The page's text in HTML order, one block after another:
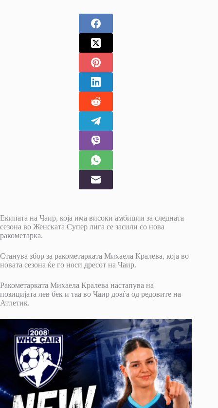
Екипата на Чаир, која има високи амбиции за следната
сезона во Женската Супер лига се засили со нова
ракометарка.
Станува збор за ракометарката Михаела Кралева, која во
новата сезона ќе го носи дресот на Чаир.
Ракометарката Михаела Кралева настапува на
позицијата лев бек и таа во Чаир доаѓа од редовите на
Атлетик.